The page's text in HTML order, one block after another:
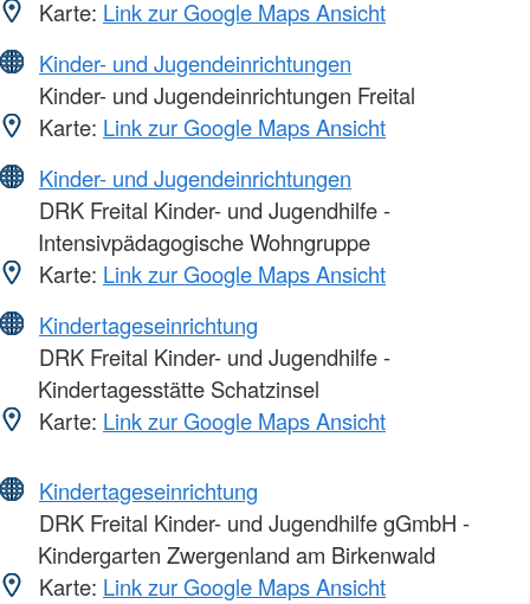
Karte: Link zur Google Maps Ansicht
Kinder- und Jugendeinrichtungen
Kinder- und Jugendeinrichtungen Freital
Karte: Link zur Google Maps Ansicht
Kinder- und Jugendeinrichtungen
DRK Freital Kinder- und Jugendhilfe -
Intensivpädagogische Wohngruppe
Karte: Link zur Google Maps Ansicht
Kindertageseinrichtung
DRK Freital Kinder- und Jugendhilfe -
Kindertagesstätte Schatzinsel
Karte: Link zur Google Maps Ansicht
Kindertageseinrichtung
DRK Freital Kinder- und Jugendhilfe gGmbH -
Kindergarten Zwergenland am Birkenwald
Karte: Link zur Google Maps Ansicht